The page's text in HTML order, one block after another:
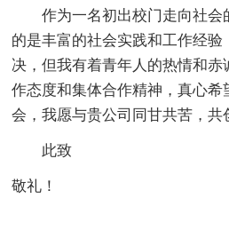
作为一名初出校门走向社会
的是丰富的社会实践和工作经验
决，但我有着青年人的热情和赤
作态度和集体合作精神，真心
会，我愿与贵公司同甘共苦，共
此致
敬礼！